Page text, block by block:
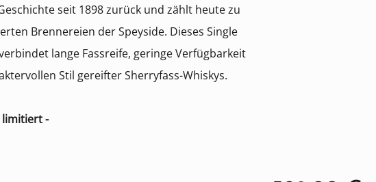
seit 1898 zurück und zählt heute zu
Brennereien der Speyside. Dieses Single
lange Fassreife, geringe Verfügbarkeit
Stil gereifter Sherryfass-Whiskys.
limitiert -